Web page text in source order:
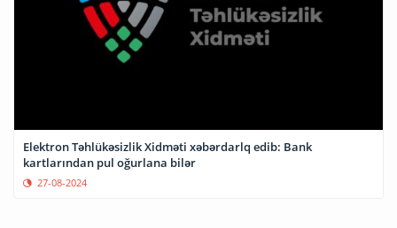
Elektron Təhlükəsizlik Xidməti xəbərdarlq edib: Bank
kartlarından pul oğurlana bilər
27-08-2024